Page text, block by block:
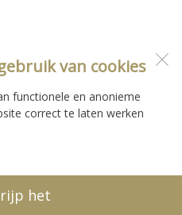
van cookies
functionele en anonieme
correct te laten werken
het